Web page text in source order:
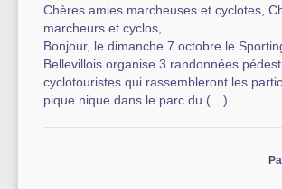
Chères amies marcheuses et cyclotes,
marcheurs et cyclos,
Bonjour, le dimanche 7 octobre le
Bellevillois organise 3 randonnées
cyclotouristes qui rassembleront les
pique nique dans le parc du (…)